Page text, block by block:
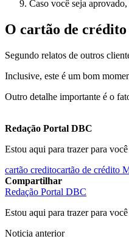
Caso você seja
O cartão de
Segundo relatos de outros
Inclusive, este é um bom
Outro detalhe importante é o
Redação Portal DBC
Estou aqui para trazer para
cartão creditocartão de crédito
Compartilhar
Redação Portal DBC
Estou aqui para trazer para
Noticia anterior